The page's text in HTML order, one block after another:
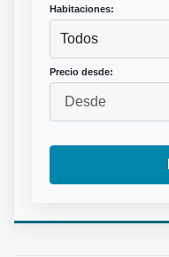
Habitaciones:
Todos
Precio desde: